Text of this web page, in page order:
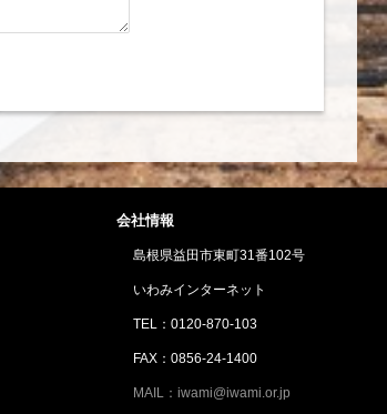
会社情報
島根県益田市東町31番102号
いわみインターネット
TEL：0120-870-103
FAX： 0856-24-1400
MAIL：iwami@iwami.or.jp